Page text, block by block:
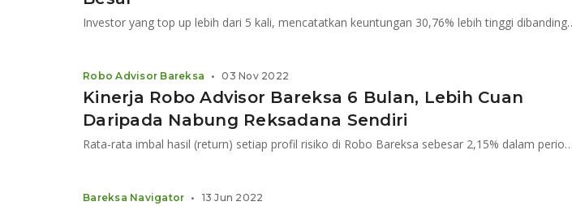
Investor yang top up lebih dari 5 kali,
Kinerja Robo Advisor Bareksa 6 Bulan, Lebih Cuan
Daripada Nabung Reksadana Sendiri
Rata-rata imbal hasil (return) setiap profil risiko di Robo Bareksa sebesar 2,15% dalam periode 6 bulan terakhir
Robo Advisor Bareksa • 03 Nov 2022
Bareksa Navigator • 13 Jun 2022